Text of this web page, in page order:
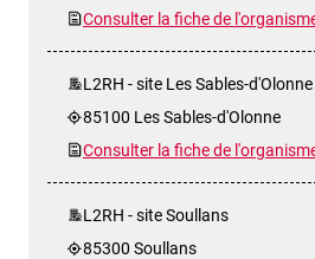
Consulter la fiche de
L2RH - site Les Sables-d'Olonne
85100 Les Sables-d'Olonne
Consulter la fiche de
L2RH - site Soullans
85300 Soullans